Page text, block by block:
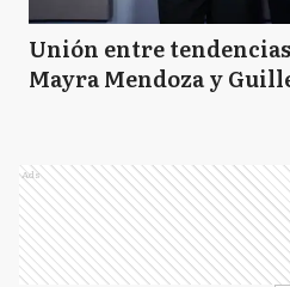
Unión entre
Mayra Mendoza y
Ads